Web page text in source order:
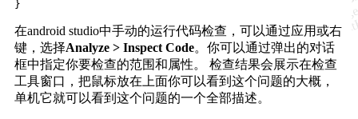
在android studio中手动的运行代码检查，可以通过应用或右
键，选择Analyze > Inspect Code。你可以通过弹出的对话
框中指定你要检查的范围和属性。 检查结果会展示在检查
工具窗口，把鼠标放在上面你可以看到这个问题的大概，
单机它就可以看到这个问题的一个全部描述。